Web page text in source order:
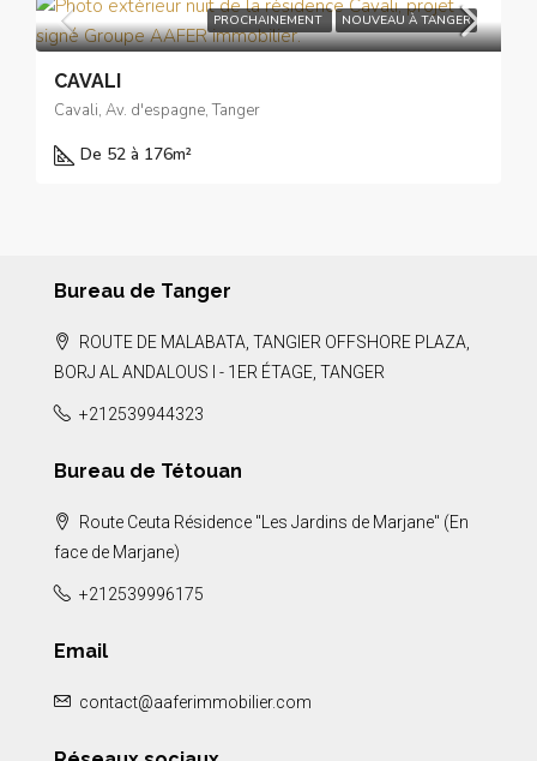
PROCHAINEMENT NOUVEAU À TANGER
CAVALI
Cavali, Av. d'espagne, Tanger
De 52 à 176m²
Bureau de Tanger
ROUTE DE MALABATA, TANGIER OFFSHORE PLAZA,
BORJ AL ANDALOUS I - 1ER ÉTAGE, TANGER
+212539944323
Bureau de Tétouan
Route Ceuta Résidence "Les Jardins de Marjane" (En
face de Marjane)
+212539996175
Email
contact@aaferimmobilier.com